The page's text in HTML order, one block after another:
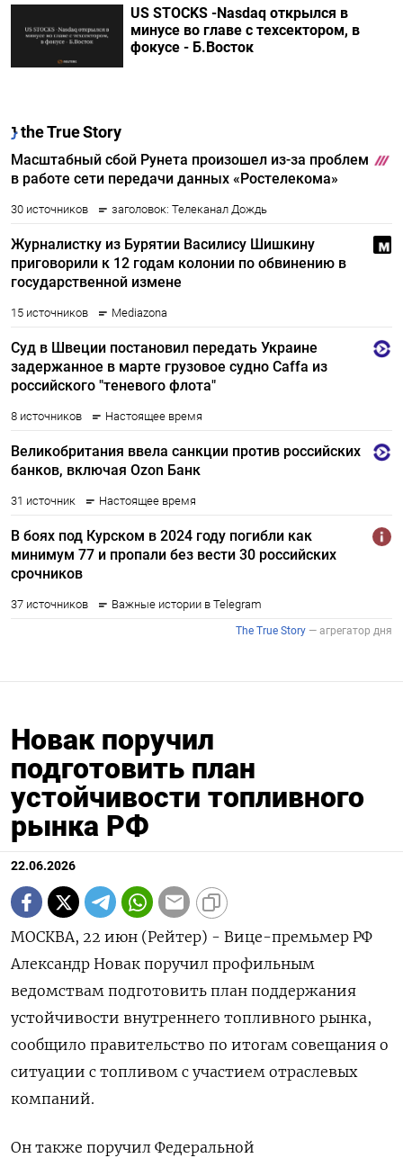
US STOCKS -Nasdaq открылся в
минусе во главе с техсектором, в
фокусе - Б.Восток
Новак поручил
подготовить план
устойчивости топливного
рынка РФ
22.06.2026
МОСКВА, 22 июн (Рейтер) - Вице-премьмер ‌РФ
Александр Новак поручил ​профильным ​
ведомствам ​подготовить ⁠план ‌поддержания
устойчивости внутреннего ‌топливного рынка,
сообщило правительство ​по ‌итогам ​совещания о
‌ситуации с топливом с участием ​отраслевых ​
компаний.
Он ‌также поручил ​Федеральной